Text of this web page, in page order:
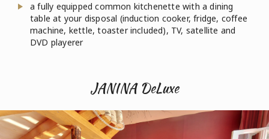
a fully equipped common kitchenette with a dining
table at your disposal (induction cooker, fridge, coffee
machine, kettle, toaster included), TV, satellite and
DVD playerer
JANINA DeLuxe